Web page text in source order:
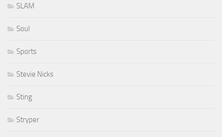
SLAM
Soul
Sports
Stevie Nicks
Sting
Stryper